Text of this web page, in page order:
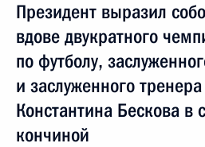
Президент выразил
вдове двукратного
по футболу,
и заслуженного
Константина Бескова в
кончиной